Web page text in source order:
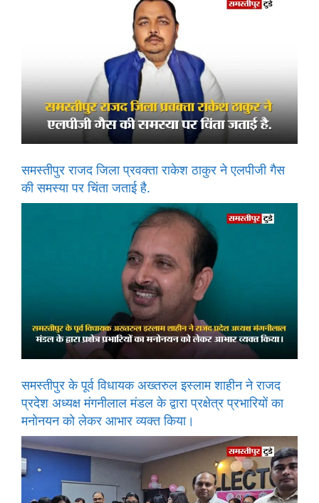
समस्तीपुर राजद जिला प्रवक्ता राकेश ठाकुर ने एलपीजी गैस
की समस्या पर चिंता जताई है.
समस्तीपुर के पूर्व विधायक अख्तरुल इस्लाम शाहीन ने राजद
प्रदेश अध्यक्ष मंगनीलाल मंडल के द्वारा प्रक्षेत्र प्रभारियों का
मनोनयन को लेकर आभार व्यक्त किया।